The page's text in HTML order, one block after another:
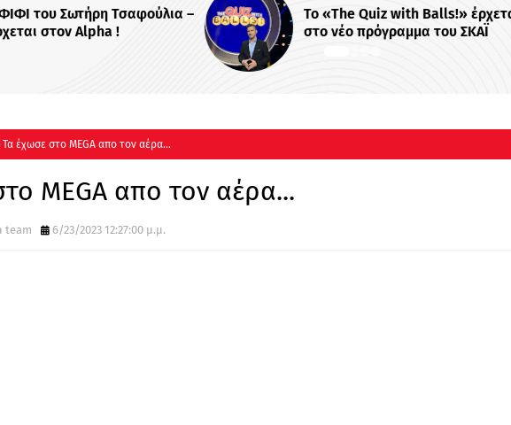
του Σωτήρη Τσαφούλια –
στον Alpha !
Το «The Quiz with Balls!» έρχεται
στο νέο πρόγραμμα του ΣΚΑΪ
Τα έχωσε στο MEGA απο τον αέρα...
MEGA απο τον αέρα...
team 6/23/2023 12:27:00 μ.μ.